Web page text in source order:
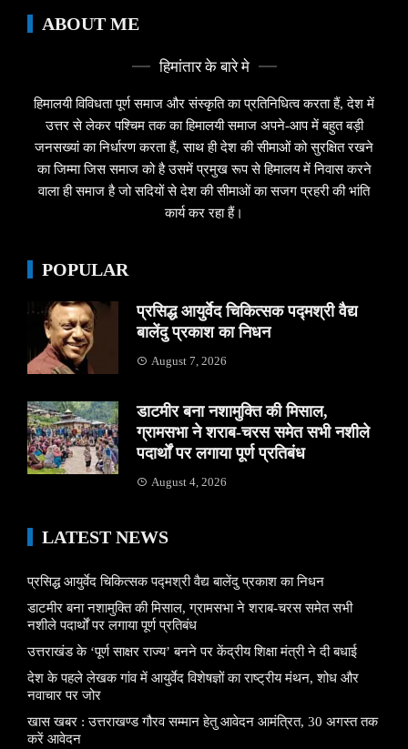
ABOUT ME
हिमांतार के बारे मे
हिमालयी विविधता पूर्ण समाज और संस्कृति का प्रतिनिधित्व करता हैं, देश में
उत्तर से लेकर पश्चिम तक का हिमालयी समाज अपने-आप में बहुत बड़ी
जनसख्यां का निर्धारण करता हैं, साथ ही देश की सीमाओं को सुरक्षित रखने
का जिम्मा जिस समाज को है उसमें प्रमुख रूप से हिमालय में निवास करने
वाला ही समाज है जो सदियों से देश की सीमाओं का सजग प्रहरी की भांति
कार्य कर रहा हैं।
POPULAR
प्रसिद्ध आयुर्वेद चिकित्सक पद्मश्री वैद्य
बालेंदु प्रकाश का निधन
August 7, 2026
डाटमीर बना नशामुक्ति की मिसाल,
ग्रामसभा ने शराब-चरस समेत सभी नशीले
पदार्थों पर लगाया पूर्ण प्रतिबंध
August 4, 2026
LATEST NEWS
प्रसिद्ध आयुर्वेद चिकित्सक पद्मश्री वैद्य बालेंदु प्रकाश का निधन
डाटमीर बना नशामुक्ति की मिसाल, ग्रामसभा ने शराब-चरस समेत सभी
नशीले पदार्थों पर लगाया पूर्ण प्रतिबंध
उत्तराखंड के ‘पूर्ण साक्षर राज्य’ बनने पर केंद्रीय शिक्षा मंत्री ने दी बधाई
देश के पहले लेखक गांव में आयुर्वेद विशेषज्ञों का राष्ट्रीय मंथन, शोध और
नवाचार पर जोर
खास खबर : उत्तराखण्ड गौरव सम्मान हेतु आवेदन आमंत्रित, 30 अगस्त तक
करें आवेदन